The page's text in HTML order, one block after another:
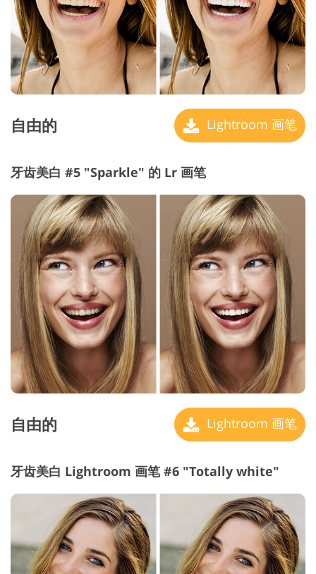
自由的 Lightroom 画笔
牙齿美白 #5 "Sparkle" 的 Lr 画笔
自由的 Lightroom 画笔
牙齿美白 Lightroom 画笔 #6 "Totally white"